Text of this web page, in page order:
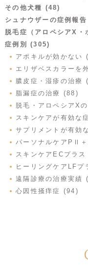
その他犬種 (48)
シュナウザーの症例報
脱毛症（アロペシアX
症例別 (305)
アポキルが効かない
エリザベスカラーを
膿皮症・湿疹の治療
脂漏症の治療 (88)
脱毛・アロペシアX
スキンケアが有効な
サプリメントが有効
パーソナルケアPⅡ
スキンケアECプラ
ヒーリングケアLFプ
遠隔診療の治療実績
心因性掻痒症 (94)